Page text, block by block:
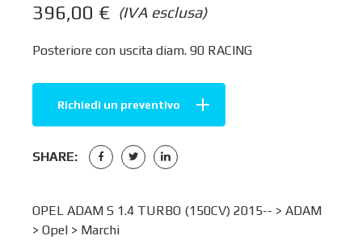
(IVA esclusa)
396,00 €
Posteriore con uscita diam. 90 RACING
Richiedi un preventivo
SHARE:
OPEL ADAM S 1.4 TURBO (150CV) 2015-- > ADAM
> Opel > Marchi